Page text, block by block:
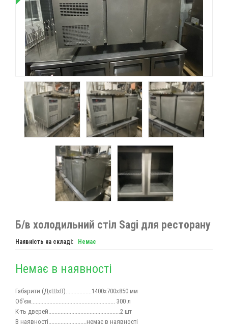
Б/в холодильний стіл Sagi для ресторану
Наявність на складі: Немає
Немає в наявності
Габарити (ДхШхВ).................1400х700х850 мм
Об'єм....................................................... 300 л
К-ть дверей...............................................2 шт
В наявності.........................немає в наявності